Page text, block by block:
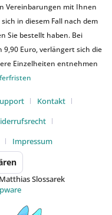
Vereinbarungen mit Ihnen
in diesem Fall nach dem
Sie bestellt haben. Bei
Euro, verlängert sich die
Einzelheiten entnehmen
Kontakt
Impressum
Slossarek